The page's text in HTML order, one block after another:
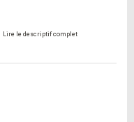
Lire le descriptif complet